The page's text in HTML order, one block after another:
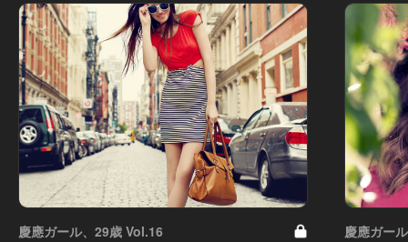
慶應ガール、29歳 Vol.16 慶應ガー